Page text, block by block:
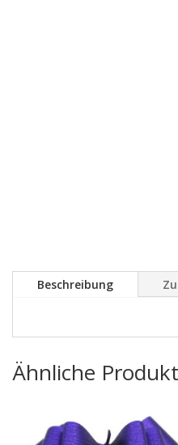
Beschreibung
Ähnliche